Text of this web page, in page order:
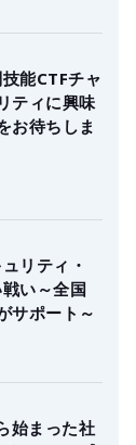
能CTFチャ
ティに興味
お待ちしま
リティ・
い～全国
サポート～
始まった社